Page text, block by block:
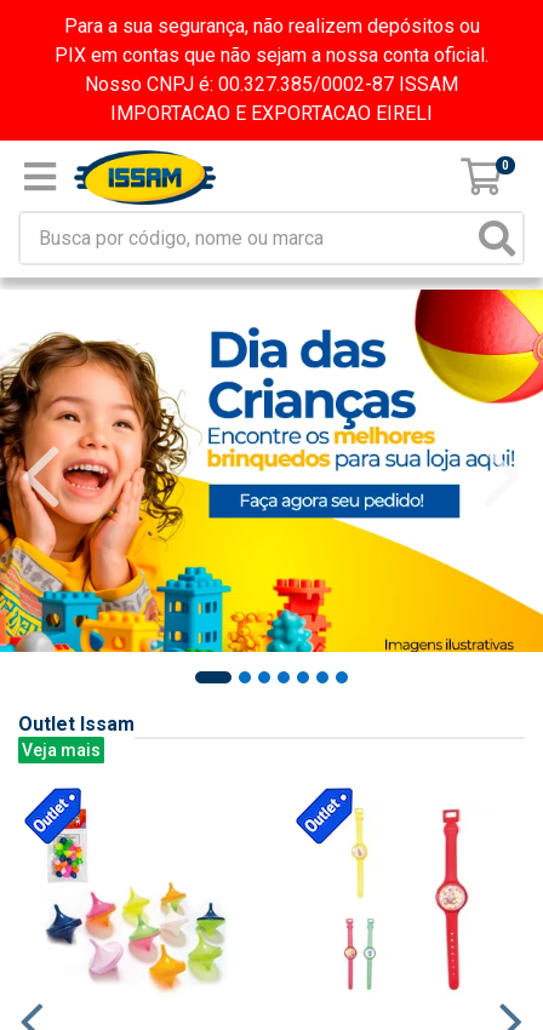
Para a sua segurança, não realizem depósitos ou
PIX em contas que não sejam a nossa conta oficial.
Nosso CNPJ é: 00.327.385/0002-87 ISSAM
IMPORTACAO E EXPORTACAO EIRELI
0
Outlet Issam
Veja mais